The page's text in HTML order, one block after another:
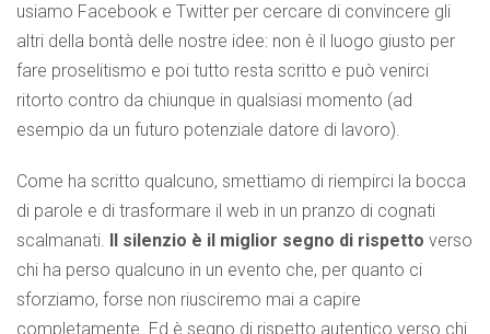
usiamo Facebook e Twitter per cercare di convincere gli
altri della bontà delle nostre idee: non è il luogo giusto per
fare proselitismo e poi tutto resta scritto e può venirci
ritorto contro da chiunque in qualsiasi momento (ad
esempio da un futuro potenziale datore di lavoro).
Come ha scritto qualcuno, smettiamo di riempirci la bocca
di parole e di trasformare il web in un pranzo di cognati
scalmanati.
Il silenzio è il miglior segno di rispetto verso
chi ha perso qualcuno in un evento che, per quanto ci
sforziamo, forse non riusciremo mai a capire
completamente. Ed è segno di rispetto autentico verso chi